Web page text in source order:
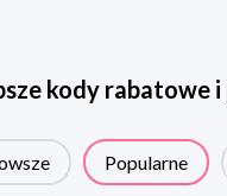
kody rabatowe
Popularne